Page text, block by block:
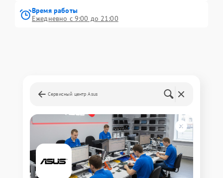
Время работы
Ежедневно с 9:00 до 21:00
Сервисный центр Asus